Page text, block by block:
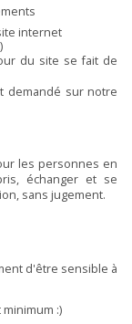
internet
du site se fait de
demandé sur notre
les personnes en
échanger et se
sans jugement.
d'être sensible à
:)